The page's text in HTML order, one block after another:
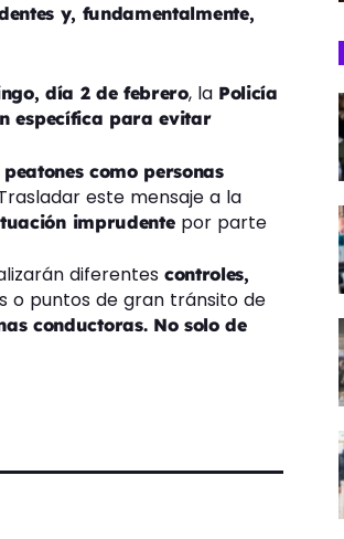
y, fundamentalmente,
día 2 de febrero, la Policía
específica para evitar
como personas
este mensaje a la
imprudente por parte
diferentes controles,
o puntos de gran tránsito de
conductoras. No solo de